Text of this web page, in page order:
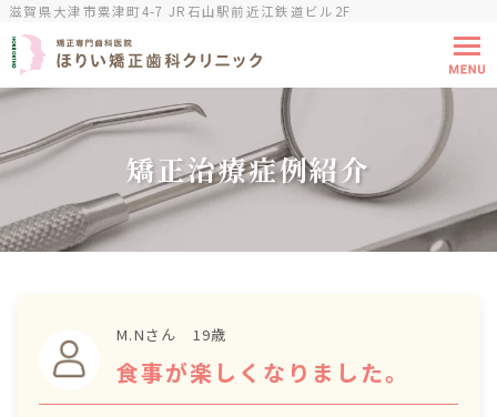
滋賀県大津市粟津町4-7 JR石山駅前近江鉄道ビル2F
矯正治療症例紹介
M.Nさん 19歳
食事が楽しくなりました。